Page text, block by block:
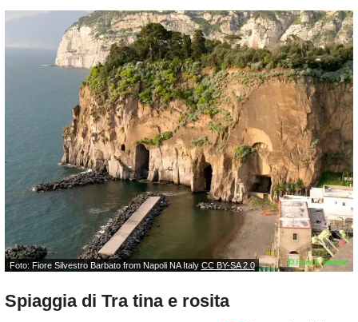
Foto: Fiore Silvestro Barbato from Napoli NA Italy CC BY-SA 2.0
Spiaggia di Tra tina e rosita